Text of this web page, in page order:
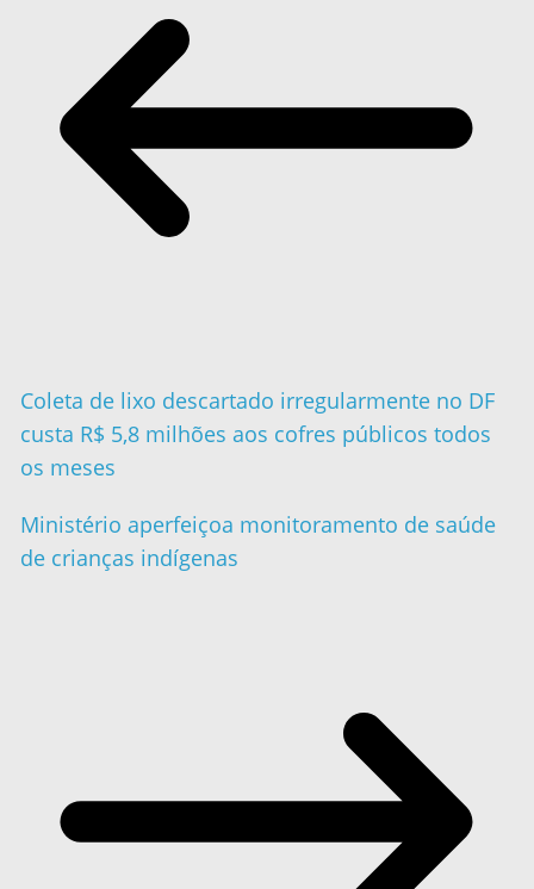
Coleta de lixo descartado irregularmente no DF
custa R$ 5,8 milhões aos cofres públicos todos
os meses
Ministério aperfeiçoa monitoramento de saúde
de crianças indígenas